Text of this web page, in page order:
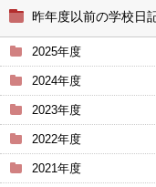
昨年度以前の学校日
2025年度
2024年度
2023年度
2022年度
2021年度